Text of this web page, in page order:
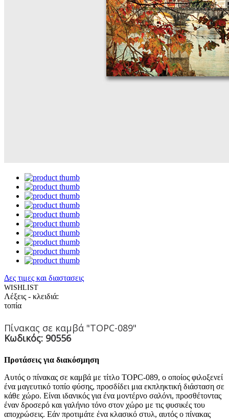
Δες τιμες και διαστασεις
WISHLIST
Λέξεις - κλειδιά:
τοπία
Πίνακας σε καμβά "TOPC-089"
Κωδικός: 90556
Προτάσεις για διακόσμηση
Αυτός ο πίνακας σε καμβά με τίτλο TOPC-089, ο οποίος φιλοξενεί
ένα μαγευτικό τοπίο φύσης, προσδίδει μια εκπληκτική διάσταση σε
κάθε χώρο. Είναι ιδανικός για ένα μοντέρνο σαλόνι, προσθέτοντας
έναν δροσερό και γαλήνιο τόνο στον χώρο με τις φυσικές του
αποχρώσεις. Εάν προτιμάτε ένα κλασικό στυλ, αυτός ο πίνακας